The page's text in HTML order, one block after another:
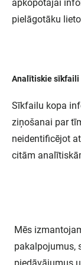
apkopotajai
pielāgotāku
Analītiskie sīkfaili
Sīkfailu kopa
ziņošanai par
neidentificējot
citām
Mēs
pakalpojumus,